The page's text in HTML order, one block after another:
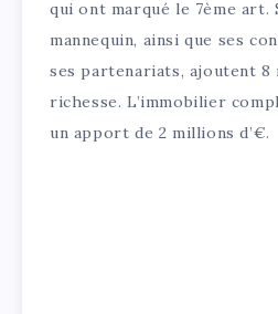
qui ont marqué le 7ème art.
mannequin, ainsi que ses
ses partenariats, ajoutent 8
richesse. L’immobilier
un apport de 2 millions d’€.